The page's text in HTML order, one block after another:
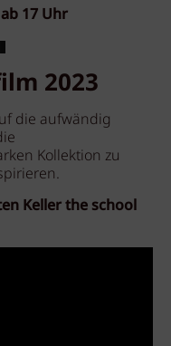
17 Uhr
2023
die aufwändig
Kollektion zu
Keller the school